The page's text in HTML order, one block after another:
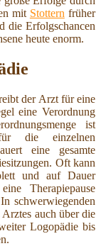
mit Stottern früher
die Erfolgschancen
heute enorm.
der Arzt für eine
eine Verordnung
ist
die einzelnen
eine gesamte
Oft kann
und auf Dauer
Therapiepause
schwerwiegenden
auch über die
Logopädie bis